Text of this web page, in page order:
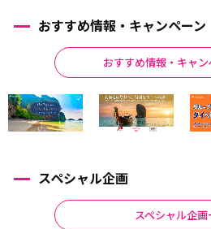
おすすめ情報・キャンペーン
おすすめ情報・キャ
スペシャル企画
スペシャル企画